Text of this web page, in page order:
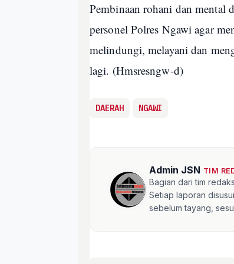
Pembinaan rohani dan mental
personel Polres Ngawi agar
melindungi, melayani dan
lagi. (Hmsresngw-d)
DAERAH NGAWI
Admin JSN TIM
Bagian dari tim
Setiap laporan
sebelum tayang,